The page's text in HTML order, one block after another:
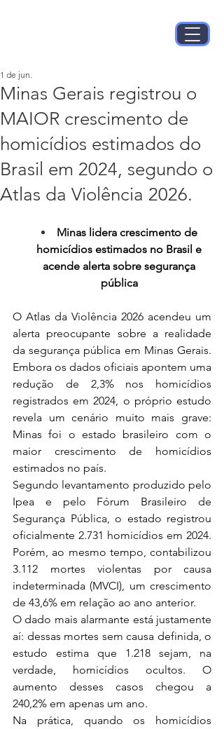
Minas Gerais registrou o
MAIOR crescimento de
homicídios estimados do
Brasil em 2024, segundo o
Atlas da Violência 2026.
1 de jun.
Minas lidera crescimento de
homicídios estimados no Brasil e
acende alerta sobre segurança
pública
O Atlas da Violência 2026 acendeu um
alerta preocupante sobre a realidade
da segurança pública em Minas Gerais.
Embora os dados oficiais apontem uma
redução de 2,3% nos homicídios
registrados em 2024, o próprio estudo
revela um cenário muito mais grave:
Minas foi o estado brasileiro com o
maior crescimento de homicídios
estimados no país.
Segundo levantamento produzido pelo
Ipea e pelo Fórum Brasileiro de
Segurança Pública, o estado registrou
oficialmente 2.731 homicídios em 2024.
Porém, ao mesmo tempo, contabilizou
3.112 mortes violentas por causa
indeterminada (MVCI), um crescimento
de 43,6% em relação ao ano anterior.
O dado mais alarmante está justamente
aí: dessas mortes sem causa definida, o
estudo estima que 1.218 sejam, na
verdade, homicídios ocultos. O
aumento desses casos chegou a
240,2% em apenas um ano.
Na prática, quando os homicídios